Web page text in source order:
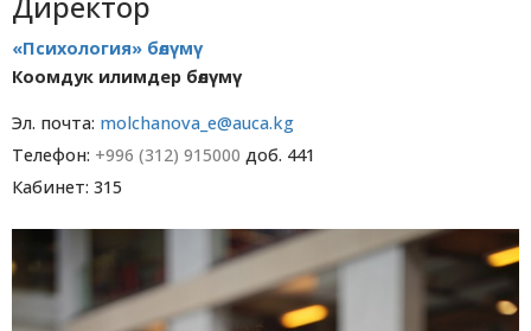
«Психология» бөлүмү
Коомдук илимдер бөлүмү
Эл. почта: molchanova_e@auca.kg
Телефон: +996 (312) 915000 доб. 441
Кабинет: 315